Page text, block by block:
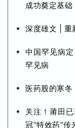
成功奠定基础
深度雄文 | 重
中国罕见病
罕见病
医药股的寒冬
关注！莆田
冠“特效药”